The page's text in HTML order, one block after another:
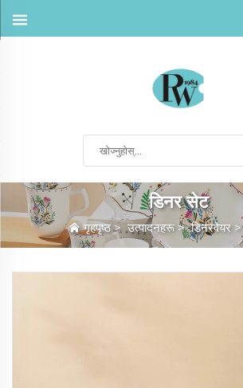
डिनर सेट
गृहपृष्ठ>उत्पादनहरू >डिनरवेयर